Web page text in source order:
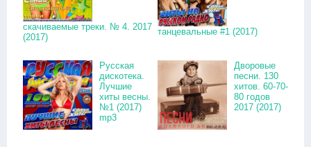
скачиваемые треки. № 4. 2017
(2017)
танцевальные #1 (2017)
Русская
дискотека.
Лучшие
хиты весны.
№1 (2017)
mp3
Дворовые
песни. 130
хитов. 60-70-
80 годов
2017 (2017)